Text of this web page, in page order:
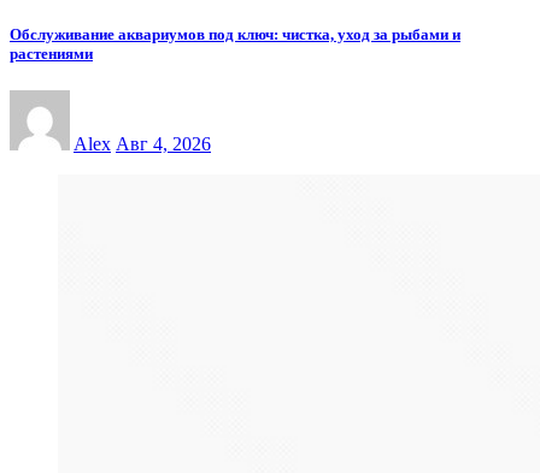
Обслуживание аквариумов под ключ: чистка, уход за рыбами и
растениями
Alex Авг 4, 2026